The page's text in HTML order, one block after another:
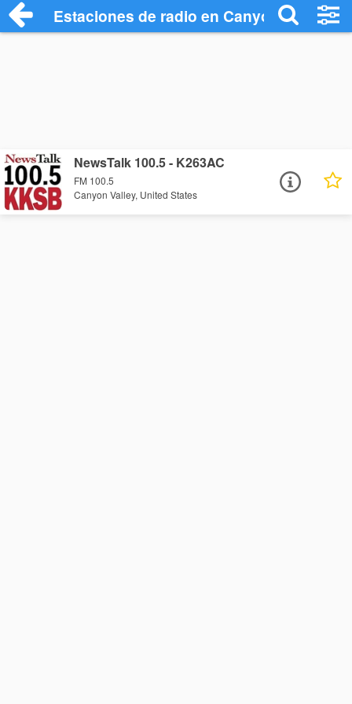
Estaciones de radio en Canyon Valley -
NewsTalk 100.5 - K263AC
FM 100.5
Canyon Valley, United States